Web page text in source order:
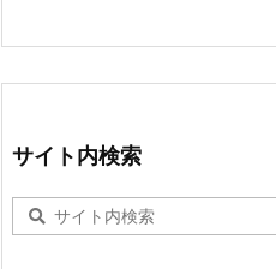
サイト内検索